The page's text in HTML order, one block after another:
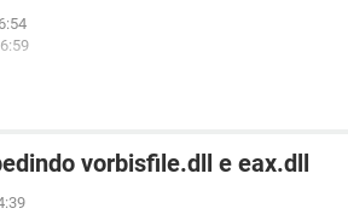
vorbisfile.dll e eax.dll